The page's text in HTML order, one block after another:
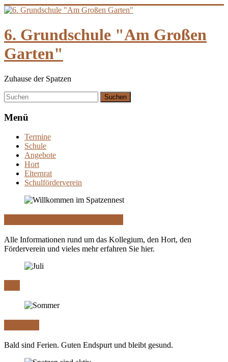
Zum
springen
6. Grundschule "Am Großen
Garten"
Zuhause der Spatzen
Menü
Termine
Schule
Angebote
Hort
Elternrat
Schulförderverein
Alle Informationen rund um das Kollegium, den Hort, den
Förderverein und vieles mehr erfahren Sie hier.
Bald sind Ferien. Guten Endspurt und bleibt gesund.